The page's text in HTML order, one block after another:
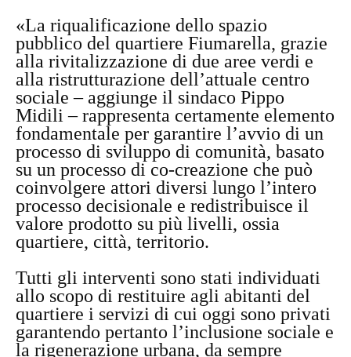
«La riqualificazione dello spazio
pubblico del quartiere Fiumarella, grazie
alla rivitalizzazione di due aree verdi e
alla ristrutturazione dell’attuale centro
sociale – aggiunge il sindaco Pippo
Midili – rappresenta certamente elemento
fondamentale per garantire l’avvio di un
processo di sviluppo di comunità, basato
su un processo di co-creazione che può
coinvolgere attori diversi lungo l’intero
processo decisionale e redistribuisce il
valore prodotto su più livelli, ossia
quartiere, città, territorio.
Tutti gli interventi sono stati individuati
allo scopo di restituire agli abitanti del
quartiere i servizi di cui oggi sono privati
garantendo pertanto l’inclusione sociale e
la rigenerazione urbana, da sempre